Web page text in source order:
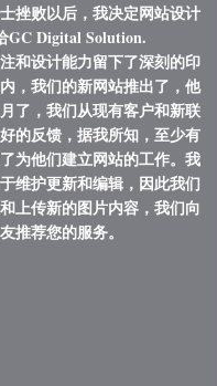
挫败以后，我决定网站设计
GC Digital Solution.
和设计能力留下了深刻的印
，我们的新网站推出了，他
了，我们从现有客户和新联
的反馈，据我所知，至少有
为他们建立网站的工作。我
维护更新和编辑，因此我们
上传新的图片内容，我们向
推荐您的服务。